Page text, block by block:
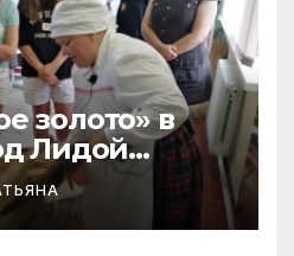
золото» в